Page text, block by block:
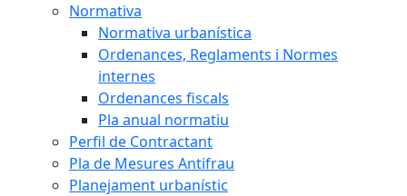
Normativa
Normativa urbanística
Ordenances, Reglaments i Normes
internes
Ordenances fiscals
Pla anual normatiu
Perfil de Contractant
Pla de Mesures Antifrau
Planejament urbanístic